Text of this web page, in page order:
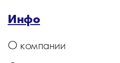
Инфо
О компании